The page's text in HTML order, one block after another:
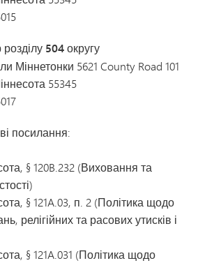
504 округу
Міннетонки 5621 County Road 101
55345
посилання:
§ 120B.232 (Виховання та
§ 121A.03, п. 2 (Політика щодо
релігійних та расових утисків і
§ 121A.031 (Політика щодо